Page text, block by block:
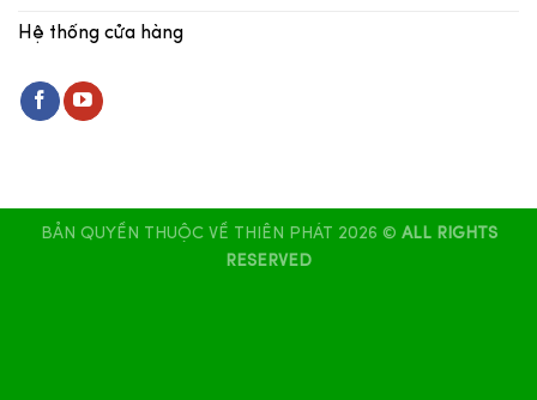
Hệ thống cửa hàng
BẢN QUYỀN THUỘC VỀ THIÊN PHÁT 2026 © ALL RIGHTS
RESERVED